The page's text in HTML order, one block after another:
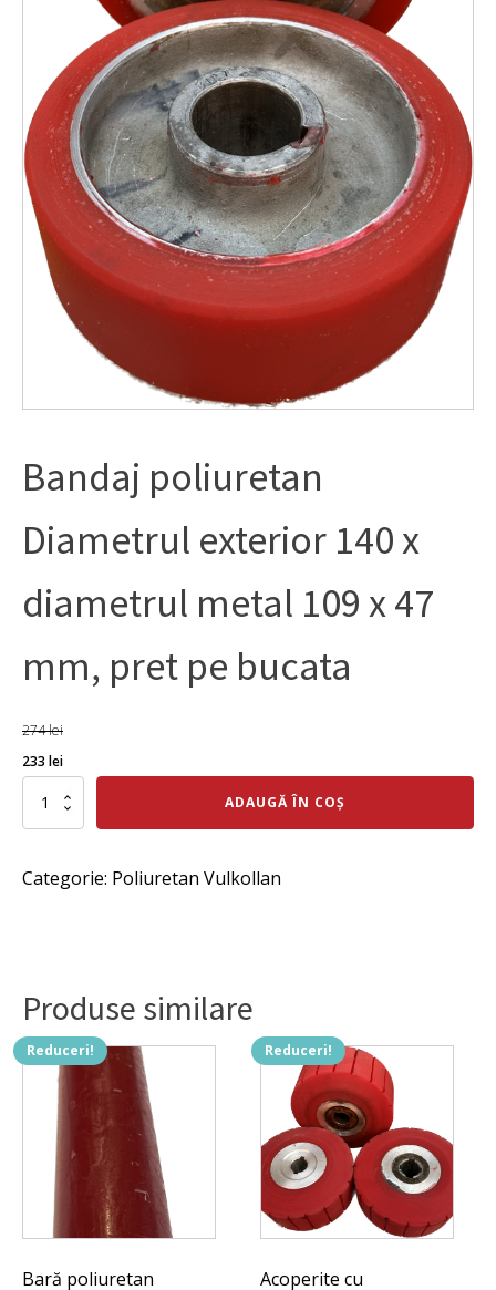
Bandaj poliuretan
Diametrul exterior 140 x
diametrul metal 109 x 47
mm, pret pe bucata
274lei
Prețul
inițial
a
274 lei.
233 leiPrețul
curent
este:
Cantitate
exterior
mm,
pret
ADAUGĂ ÎN COȘ
Categorie: Poliuretan Vulkollan
Produse similare
Reduceri!
Bară poliuretan
Reduceri!
Acoperite cu